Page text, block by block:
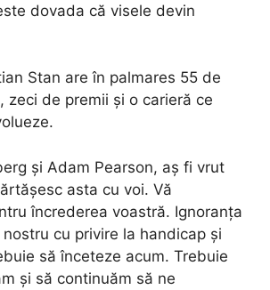
dovada că visele devin
Stan are în palmares 55 de
zeci de premii și o carieră ce
și Adam Pearson, aș fi vrut
asta cu voi. Vă
încrederea voastră. Ignoranța
cu privire la handicap și
să înceteze acum. Trebuie
și să continuăm să ne